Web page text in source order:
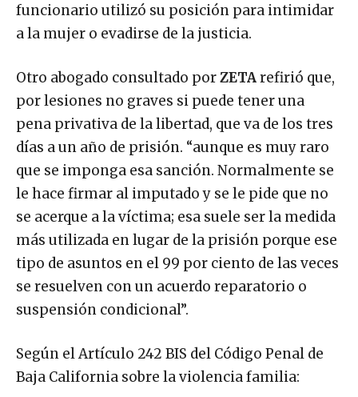
funcionario utilizó su posición para intimidar
a la mujer o evadirse de la justicia.
Otro abogado consultado porZETArefirió que,
por lesiones no graves si puede tener una
pena privativa de la libertad, que va de los tres
días a un año de prisión. “aunque es muy raro
que se imponga esa sanción. Normalmente se
le hace firmar al imputado y se le pide que no
se acerque a la víctima; esa suele ser la medida
más utilizada en lugar de la prisión porque ese
tipo de asuntos en el 99 por ciento de las veces
se resuelven con un acuerdo reparatorio o
suspensión condicional”.
Según el Artículo 242 BIS del Código Penal de
Baja California sobre la violencia familia: